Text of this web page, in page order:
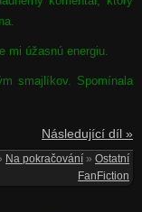
mi úžasnú energiu.
smajlíkov. Spomínala
Následující díl »
Na pokračování »Ostatní
FanFiction